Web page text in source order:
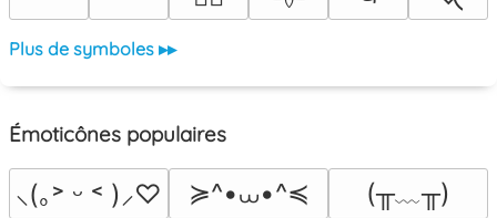
Plus de symboles ▸▸
Émoticônes populaires
⸜(｡˃ ᵕ ˂ )⸝♡ ≽^•⩊•^≼
(╥﹏╥)